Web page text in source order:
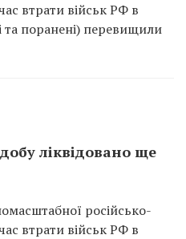
втрати військ РФ в
та поранені) перевищили
ліквідовано ще
російсько-
втрати військ РФ в